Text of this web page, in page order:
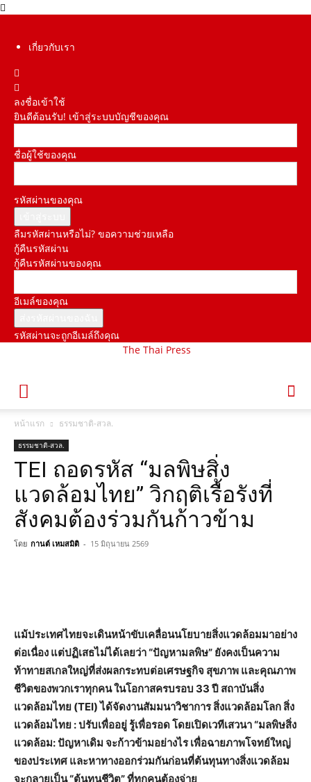
เกี่ยวกับเรา
ลงชื่อเข้าใช้
ยินดีต้อนรับ! เข้าสู่ระบบบัญชีของคุณ
ชื่อผู้ใช้ของคุณ
รหัสผ่านของคุณ
ลืมรหัสผ่านหรือไม่? ขอความช่วยเหลือ
กู้คืนรหัสผ่าน
กู้คืนรหัสผ่านของคุณ
อีเมล์ของคุณ
รหัสผ่านจะถูกอีเมล์ถึงคุณ
The Thai Press
หน้าแรก ธรรมชาติ-สวล.
ธรรมชาติ-สวล.
TEI ถอดรหัส “มลพิษสิ่ง
แวดล้อมไทย” วิกฤติเรื้อรังที่
สังคมต้องร่วมกันก้าวข้าม
โดย กานต์ เหมสมิติ - 15 มิถุนายน 2569
แม้ประเทศไทยจะเดินหน้าขับเคลื่อนนโยบายสิ่งแวดล้อมมาอย่าง
ต่อเนื่อง แต่ปฏิเสธไม่ได้เลยว่า “ปัญหามลพิษ” ยังคงเป็นความ
ท้าทายสเกลใหญ่ที่ส่งผลกระทบต่อเศรษฐกิจ สุขภาพ และคุณภาพ
ชีวิตของพวกเราทุกคน ในโอกาสครบรอบ 33 ปี สถาบันสิ่ง
แวดล้อมไทย (TEI) ได้จัดงานสัมมนาวิชาการ สิ่งแวดล้อมโลก สิ่ง
แวดล้อมไทย : ปรับเพื่ออยู่ รู้เพื่อรอด โดยเปิดเวทีเสวนา “มลพิษสิ่ง
แวดล้อม: ปัญหาเดิม จะก้าวข้ามอย่างไร เพื่อฉายภาพโจทย์ใหญ่
ของประเทศ และหาทางออกร่วมกันก่อนที่ต้นทุนทางสิ่งแวดล้อม
จะกลายเป็น “ต้นทุนชีวิต” ที่ทุกคนต้องจ่าย